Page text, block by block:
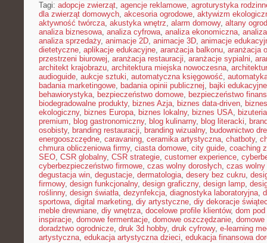
Tagi: adopcje zwierząt, agencje reklamowe, agroturystyka
dla zwierząt domowych, akcesoria ogrodowe, aktywizm
aktywność twórcza, akustyka wnętrz, alarm domowy, altany
analiza biznesowa, analiza cyfrowa, analiza ekonomiczna,
analiza sprzedaży, animacje 2D, animacje 3D, animacje
dietetyczne, aplikacje edukacyjne, aranżacja balkonu, aranżacja
przestrzeni biurowej, aranżacja restauracji, aranżacje sypialni,
architekt krajobrazu, architektura miejska nowoczesna,
audioguide, aukcje sztuki, automatyczna księgowość,
badania marketingowe, badania opinii publicznej, bajki edukacyjne
behawiorystyka, bezpieczeństwo domowe, bezpieczeństwo
biodegradowalne produkty, biznes Azja, biznes data-driven,
ekologiczny, biznes Europa, biznes lokalny, biznes USA,
premium, blog gastronomiczny, blog kulinarny, blog literacki,
osobisty, branding restauracji, branding wizualny, budownictwo
energooszczędne, caravaning, ceramika artystyczna, chatboty,
chmura obliczeniowa firmy, ciasta domowe, city guide, coaching
SEO, CSR globalny, CSR strategie, customer experience,
cyberbezpieczeństwo firmowe, czas wolny dorosłych, czas
degustacja win, degustacje, dermatologia, desery bez cukru,
firmowy, design funkcjonalny, design graficzny, design lamp,
roślinny, design światła, dezynfekcja, diagnostyka laboratoryjna,
sportowa, digital marketing, diy artystyczne, diy dekoracje
meble drewniane, diy wnętrza, docelowe profile klientów, dom
inspiracje, domowe fermentacje, domowe oszczędzanie, domowe
doradztwo ogrodnicze, druk 3d hobby, druk cyfrowy, e-learning
artystyczna, edukacja artystyczna dzieci, edukacja finansowa